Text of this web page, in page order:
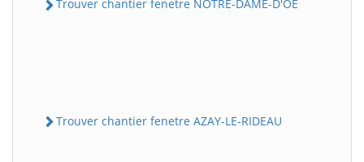
Trouver chantier fenetre NOTRE-DAME-D'OE
Trouver chantier fenetre AZAY-LE-RIDEAU